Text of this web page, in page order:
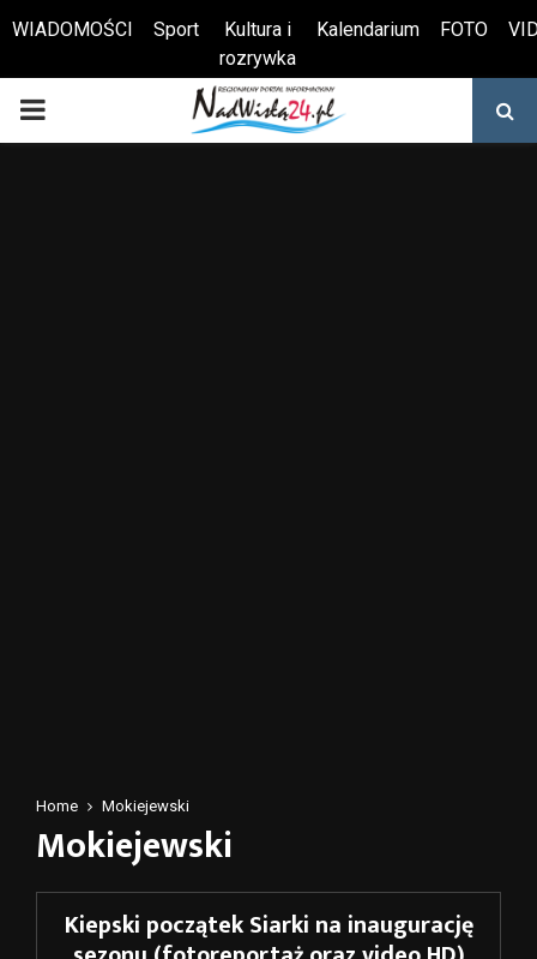
Otwórz pasek narzędzi
WIADOMOŚCI Sport
Kultura i
rozrywka
Kalendarium FOTO
PRIMARY
Home Mokiejewski
Mokiejewski
Kiepski początek Siarki na inaugurację